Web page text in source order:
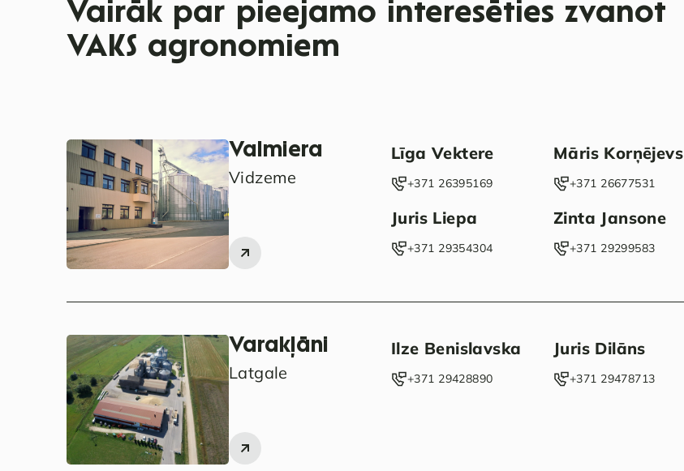
Vairāk par pieejamo interesēties zvanot
VAKS agronomiem
Valmiera
Vidzeme
Līga Vektere
‭+371 26395169‬
Māris Korņējevs
‭+371 26677531‬
Juris Liepa
‭+371 29354304‬
Zinta Jansone
+371 29299583
Varakļāni
Latgale
Ilze Benislavska
‭+371 29428890‬
Juris Dilāns
‭+371 29478713‬